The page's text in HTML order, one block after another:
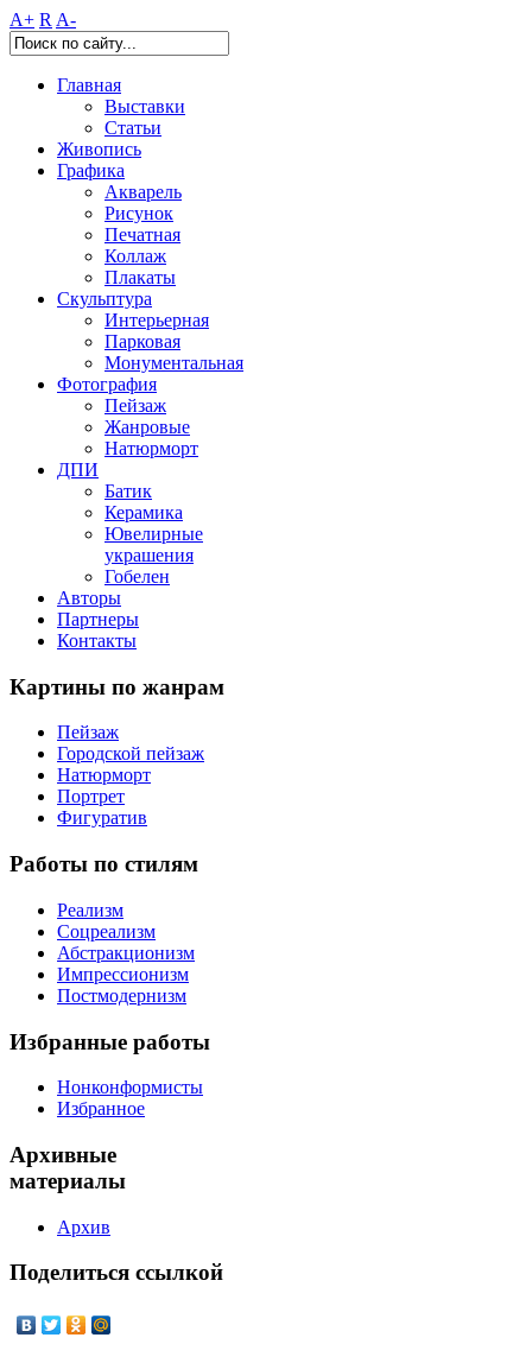
A+ R A-
Главная
Выставки
Статьи
Живопись
Графика
Акварель
Рисунок
Печатная
Коллаж
Плакаты
Скульптура
Интерьерная
Парковая
Монументальная
Фотография
Пейзаж
Жанровые
Натюрморт
ДПИ
Батик
Керамика
Ювелирные
украшения
Гобелен
Авторы
Партнеры
Контакты
Картины по жанрам
Пейзаж
Городской пейзаж
Натюрморт
Портрет
Фигуратив
Работы по стилям
Реализм
Соцреализм
Абстракционизм
Импрессионизм
Постмодернизм
Избранные работы
Нонконформисты
Избранное
Архивные
материалы
Архив
Поделиться ссылкой